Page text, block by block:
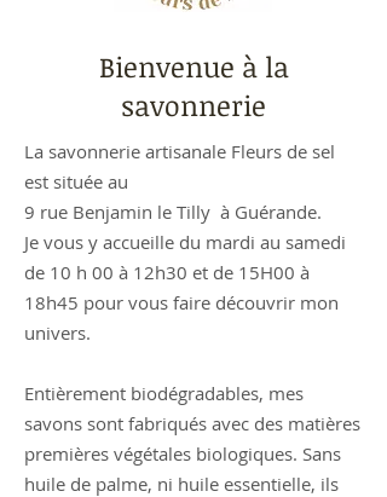
Bienvenue à la
savonnerie
La savonnerie artisanale Fleurs de sel
est située au
9 rue Benjamin le Tilly à Guérande.
Je vous y accueille du mardi au samedi
de 10 h 00 à 12h30 et de 15H00 à
18h45 pour vous faire découvrir mon
univers.
Entièrement biodégradables, mes
savons sont fabriqués avec des matières
premières végétales biologiques. Sans
huile de palme, ni huile essentielle, ils